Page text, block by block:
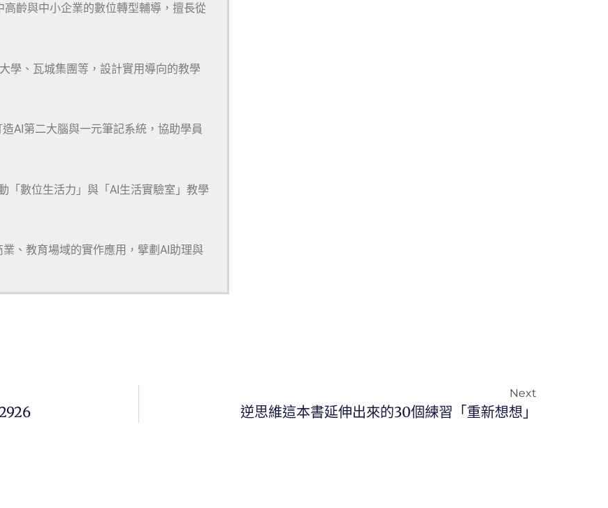
齡與中小企業的數位轉型輔導，擅長從
學、瓦城集團等，設計實用導向的教學
AI第二大腦與一元筆記系統，協助學員
「數位生活力」與「AI生活實驗室」教學
、教育場域的實作應用，擘劃AI助理與
Next
逆思維這本書延伸出來的30個練習「重新想想」